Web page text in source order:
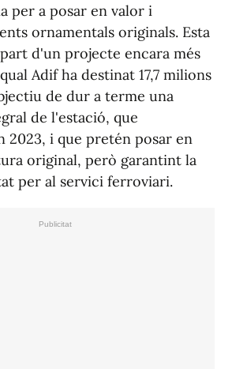
per a posar en valor i
ornamentals originals. Esta
d'un projecte encara més
Adif ha destinat 17,7 milions
de dur a terme una
de l'estació, que
2023, i que pretén posar en
original, però garantint la
per al servici ferroviari.